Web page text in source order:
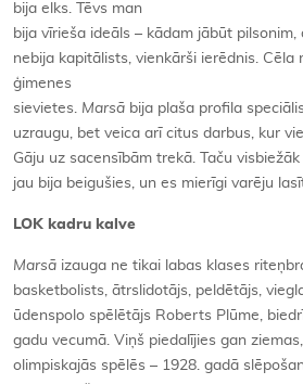
bija elks. Tēvs man
bija vīrieša ideāls – kādam jābūt pilsonim,
nebija kapitālists, vienkārši ierēdnis. Cēla
ģimenes
sievietes. Marsā bija plaša profila
uzraugu, bet veica arī citus darbus, kur
Gāju uz sacensībām trekā. Taču visbiežāk
jau bija beigušies, un es mierīgi varēju
LOK kadru kalve
Marsā izauga ne tikai labas klases
basketbolists, ātrslidotājs, peldētājs,
ūdenspolo spēlētājs Roberts Plūme,
gadu vecumā. Viņš piedalījies gan
olimpiskajās spēlēs – 1928. gadā